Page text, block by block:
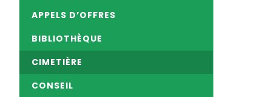
APPELS D’OFFRES
BIBLIOTHÈQUE
CIMETIÈRE
CONSEIL